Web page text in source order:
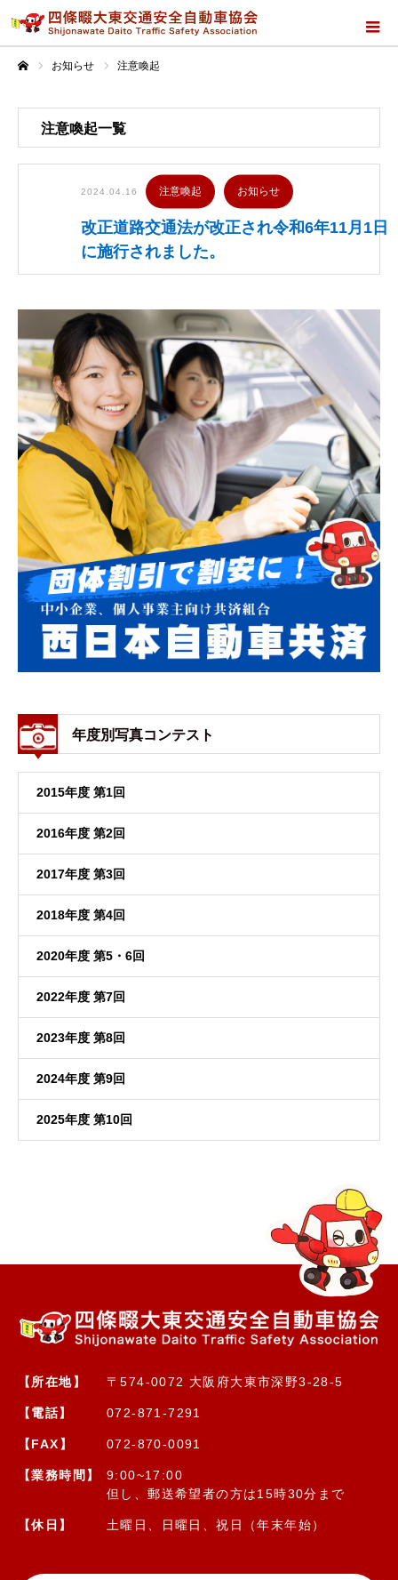
お知らせ 注意喚起
注意喚起一覧
2024.04.16 注意喚起 お知らせ
改正道路交通法が改正され令和6年11月1日
に施行されました。
年度別写真コンテスト
2015年度 第1回
2016年度 第2回
2017年度 第3回
2018年度 第4回
2020年度 第5・6回
2022年度 第7回
2023年度 第8回
2024年度 第9回
2025年度 第10回
【所在地】 〒574-0072 大阪府大東市深野3-28-5
【電話】 072-871-7291
【FAX】 072-870-0091
【業務時間】
9:00~17:00
但し、郵送希望者の方は15時30分まで
【休日】 土曜日、日曜日、祝日（年末年始）